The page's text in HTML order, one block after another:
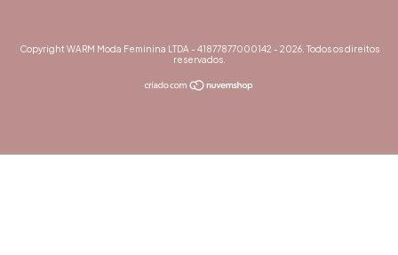
Copyright WARM Moda Feminina LTDA - 41877877000142 - 2026. Todos os direitos
reservados.